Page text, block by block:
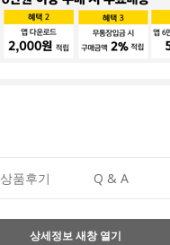
상품후기 Q & A
상세정보 새창 열기